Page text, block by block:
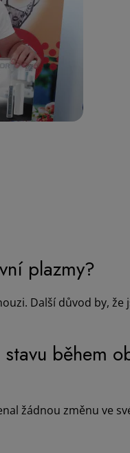
plazmy?
Další důvod by, že
během
žádnou změnu ve